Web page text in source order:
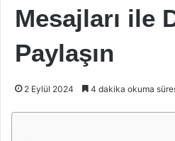
Mesajları ile
Paylaşın
2 Eylül 2024 4 dakika okuma